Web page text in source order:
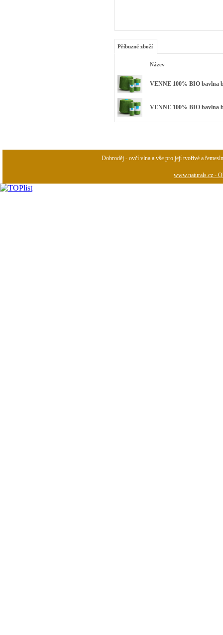
Příbuzné zboží
Název
VENNE 100% BIO bavlna
VENNE 100% BIO bavlna
Dobroděj - ovčí vlna a vše pro její tvořivé a
www.naturals.cz -